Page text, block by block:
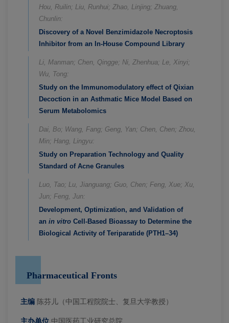
Hou, Ruilin; Liu, Runhui; Zhao, Linjing; Zhuang,
Chunlin:
Discovery of a Novel Benzimidazole Necroptosis
Inhibitor from an In-House Compound Library
Li, Manman; Chen, Qingge; Ni, Zhenhua; Le, Xinyi;
Wu, Tong:
Study on the Immunomodulatory effect of Qixian
Decoction in an Asthmatic Mice Model Based on
Serum Metabolomics
Dai, Bo; Wang, Fang; Geng, Yan; Chen, Chen; Zhou,
Min; Hang, Lingyu:
Study on Preparation Technology and Quality
Standard of Acne Granules
Luo, Tao; Lu, Jianguang; Guo, Chen; Feng, Xue; Xu,
Jun; Feng, Jun:
Development, Optimization, and Validation of
an in vitro Cell-Based Bioassay to Determine the
Biological Activity of Teriparatide (PTH1–34)
Pharmaceutical Fronts
主编 陈芬儿（中国工程院院士、复旦大学教授）
主办单位 中国医药工业研究总院